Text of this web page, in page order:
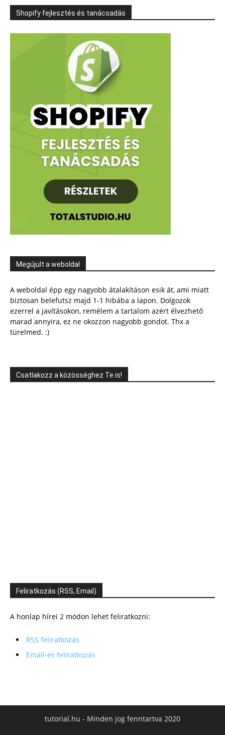
Shopify fejlesztés és tanácsadás
Megújult a weboldal
A weboldal épp egy nagyobb átalakításon esik át, ami miatt
biztosan belefutsz majd 1-1 hibába a lapon. Dolgozok
ezerrel a javításokon, remélem a tartalom azért élvezhető
marad annyira, ez ne okozzon nagyobb gondot. Thx a
türelmed. :)
Csatlakozz a közösséghez Te is!
Feliratkozás (RSS, Email)
A honlap hírei 2 módon lehet feliratkozni:
RSS feliratkozás
Email-es feliratkozás
tutorial.hu - Minden jog fenntartva 2020